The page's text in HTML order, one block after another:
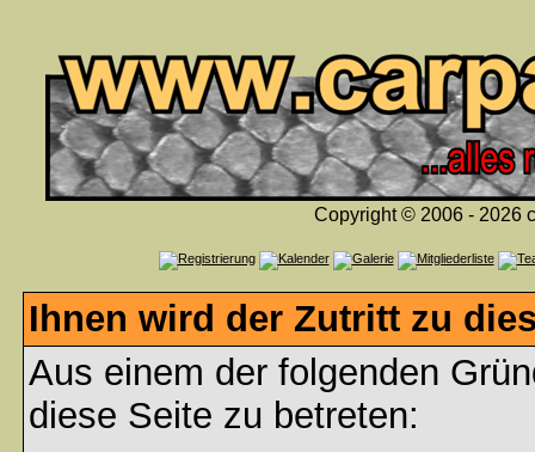
Copyright © 2006 - 2026
Ihnen wird der Zutritt zu
Aus einem der folgenden
diese Seite zu betreten: